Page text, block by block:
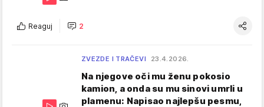
Reaguj 2
ZVEZDE I TRAČEVI 23.4.2026.
Na njegove oči mu ženu pokosio
kamion, a onda su mu sinovi umrli u
plamenu: Napisao najlepšu pesmu,